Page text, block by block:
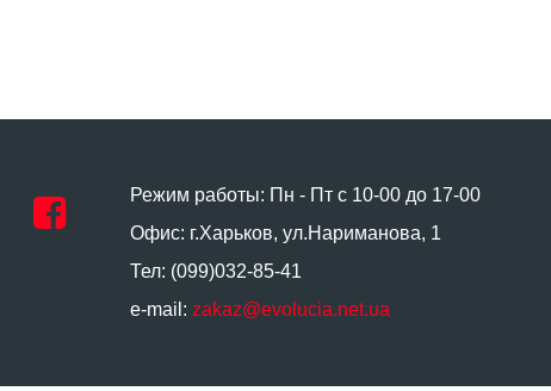
Режим работы: Пн - Пт с 10-00 до 17-00
Офис: г.Харьков, ул.Нариманова, 1
Тел: (099)032-85-41
e-mail: zakaz@evolucia.net.ua